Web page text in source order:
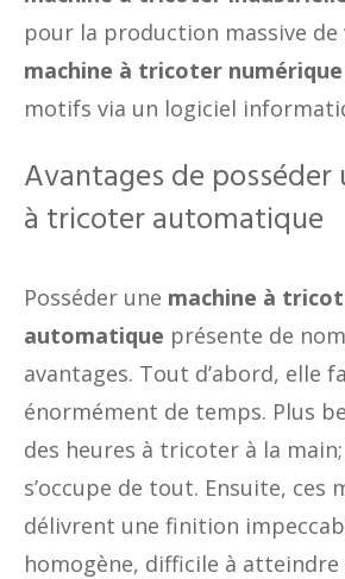
pour la production massive de
machine à tricoter numérique
motifs via un logiciel
Avantages de posséder
à tricoter automatique
Posséder une machine à
automatique présente de
avantages. Tout d’abord, elle
énormément de temps. Plus
des heures à tricoter à la
s’occupe de tout. Ensuite, ces
délivrent une finition
homogène, difficile à atteindre